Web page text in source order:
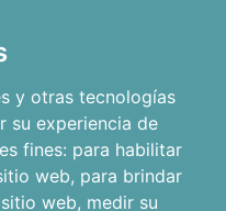
y otras tecnologías
su experiencia de
fines: para habilitar
web, para brindar
web, medir su